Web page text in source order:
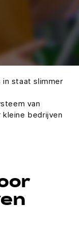
staat slimmer
van
bedrijven